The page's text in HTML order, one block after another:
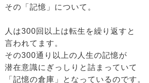
その「記憶」について。
人は300回以上は転生を繰り返すと
言われてます。
その300通り以上の人生の記憶が
潜在意識にぎっしりと詰まっていて
「記憶の倉庫」となっているのです。